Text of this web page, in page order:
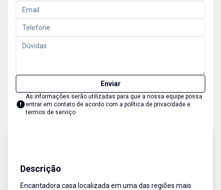
Enviar
As informações serão utilizadas para que a nossa equipe possa
entrar em contato de acordo com a política de privacidade e
termos de serviço
Descrição
Encantadora casa localizada em uma das regiões mais